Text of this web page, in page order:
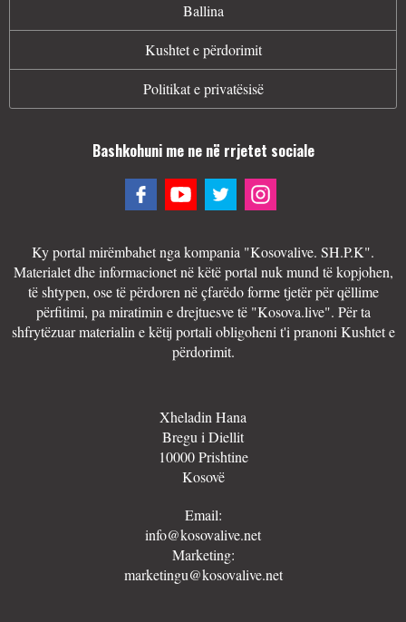
Ballina
Kushtet e përdorimit
Politikat e privatësisë
Bashkohuni me ne në rrjetet sociale
Ky portal mirëmbahet nga kompania "Kosovalive. SH.P.K".
Materialet dhe informacionet në këtë portal nuk mund të kopjohen,
të shtypen, ose të përdoren në çfarëdo forme tjetër për qëllime
përfitimi, pa miratimin e drejtuesve të "Kosova.live". Për ta
shfrytëzuar materialin e këtij portali obligoheni t'i pranoni Kushtet e
përdorimit.
Xheladin Hana
Bregu i Diellit
10000 Prishtine
Kosovë
Email:
info@kosovalive.net
Marketing:
marketingu@kosovalive.net